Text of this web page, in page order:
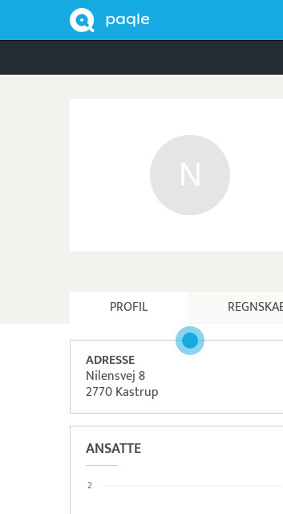
PROFIL
ADRESSE
Nilensvej 8
2770 Kastrup
ANSATTE
2